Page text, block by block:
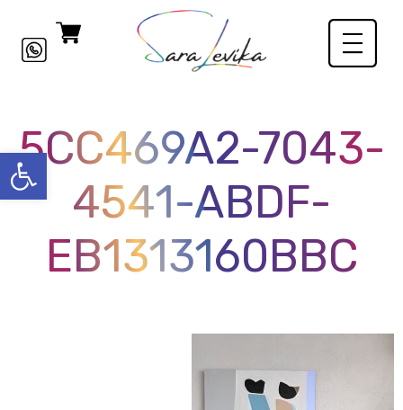
פתח
5CC469A2-7043-
4541-ABDF-
EB1313160BBC